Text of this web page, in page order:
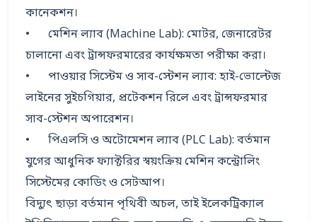
কানেকশন।
•	মেশিন ল্যাব (Machine Lab): মোটর, জেনারেটর
চালানো এবং ট্রান্সফরমারের কার্যক্ষমতা পরীক্ষা করা।
•	পাওয়ার সিস্টেম ও সাব-স্টেশন ল্যাব: হাই-ভোল্টেজ
লাইনের সুইচগিয়ার, প্রটেকশন রিলে এবং ট্রান্সফরমার
সাব-স্টেশন অপারেশন।
•	পিএলসি ও অটোমেশন ল্যাব (PLC Lab): বর্তমান
যুগের আধুনিক ফ্যাক্টরির স্বয়ংক্রিয় মেশিন কন্ট্রোলিং
সিস্টেমের কোডিং ও সেটআপ।
বিদ্যুৎ ছাড়া বর্তমান পৃথিবী অচল, তাই ইলেকট্রিক্যাল